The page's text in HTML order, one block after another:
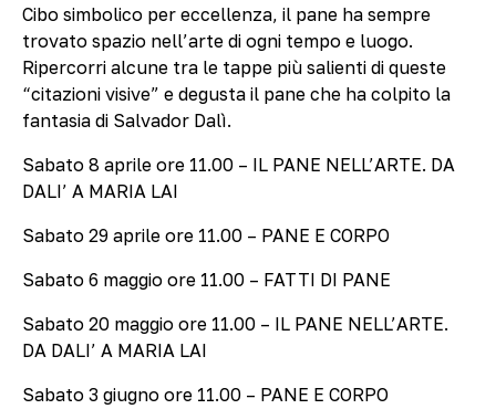
Cibo simbolico per eccellenza, il pane ha sempre
trovato spazio nell’arte di ogni tempo e luogo.
Ripercorri alcune tra le tappe più salienti di queste
“citazioni visive” e degusta il pane che ha colpito la
fantasia di Salvador Dalì.
Sabato 8 aprile ore 11.00 – IL PANE NELL’ARTE. DA
DALI’ A MARIA LAI
Sabato 29 aprile ore 11.00 – PANE E CORPO
Sabato 6 maggio ore 11.00 – FATTI DI PANE
Sabato 20 maggio ore 11.00 – IL PANE NELL’ARTE.
DA DALI’ A MARIA LAI
Sabato 3 giugno ore 11.00 – PANE E CORPO